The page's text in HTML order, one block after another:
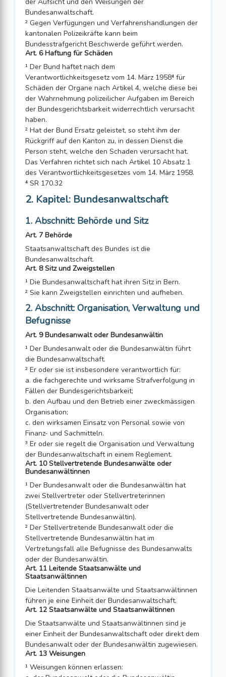
Bundesanwaltschaft.
² Gegen Verfügungen und Verfahrenshandlungen der
kantonalen Polizeikräfte kann beim
Bundesstrafgericht Beschwerde geführt werden.
Art. 6 Haftung für Schäden
¹ Der Bund haftet nach dem
Verantwortlichkeitsgesetz vom 14. März 1958⁴ für
Schäden der Organe nach Artikel 4, welche diese bei
der Wahrnehmung polizei­licher Aufgaben im Bereich
der Bundesgerichtsbarkeit widerrechtlich verursacht
haben.
² Hat der Bund Ersatz geleistet, so steht ihm der
Rückgriff auf den Kanton zu, in dessen Dienst die
Person steht, welche den Schaden verursacht hat.
Das Verfahren richtet sich nach Artikel 10 Absatz 1
des Verantwortlichkeitsgesetzes vom 14. März 1958.
⁴ SR 170.32
2. Kapitel: Bundesanwaltschaft
1. Abschnitt: Behörde und Sitz
Art. 7 Behörde
Staatsanwaltschaft des Bundes ist die
Bundesanwaltschaft.
Art. 8 Sitz und Zweigstellen
¹ Die Bundesanwaltschaft hat ihren Sitz in Bern.
² Sie kann Zweigstellen einrichten und aufheben.
2. Abschnitt: Organisation, Verwaltung und
Befugnisse
Art. 9 Bundesanwalt oder Bundesanwältin
¹ Der Bundesanwalt oder die Bundesanwältin führt
die Bundesanwaltschaft.
² Er oder sie ist insbesondere verantwortlich für:
a. die fachgerechte und wirksame Strafverfolgung in
Fällen der Bundesgerichts­barkeit;
b. den Aufbau und den Betrieb einer zweckmässigen
Organisation;
c. den wirksamen Einsatz von Personal sowie von
Finanz- und Sachmitteln.
³ Er oder sie regelt die Organisation und Verwaltung
der Bundesanwaltschaft in einem Reglement.
Art. 10 Stellvertretende Bundesanwälte oder
Bundesanwältinnen
¹ Der Bundesanwalt oder die Bundesanwältin hat
zwei Stellvertreter oder Stellver­treterinnen
(Stellvertretender Bundesanwalt oder
Stellvertretende Bundesanwältin).
² Der Stellvertretende Bundesanwalt oder die
Stellvertretende Bundesanwältin hat im
Vertretungsfall alle Befugnisse des Bundesanwalts
oder der Bundesanwältin.
Art. 11 Leitende Staatsanwälte und
Staatsanwältinnen
Die Leitenden Staatsanwälte und Staatsanwältinnen
führen je eine Einheit der Bun­desanwaltschaft.
Art. 12 Staatsanwälte und Staatsanwältinnen
Die Staatsanwälte und Staatsanwältinnen sind je
einer Einheit der Bundesanwalt­schaft oder direkt dem
Bundesanwalt oder der Bundesanwältin zugewiesen.
Art. 13 Weisungen
¹ Weisungen können erlassen: